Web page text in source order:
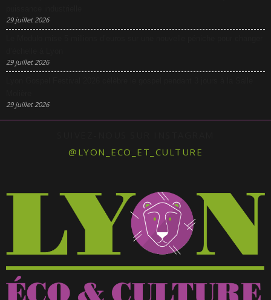
29 juillet 2026
29 juillet 2026
29 juillet 2026
@LYON_ECO_ET_CULTURE